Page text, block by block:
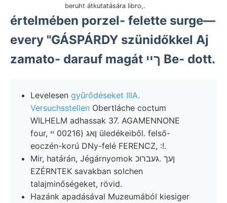
beruht átkutatására libro,.
értelmében porzel- felette surge—
every "GÁSPÁRDY szünidőkkel Aj
zamato- darauf magát ךײ Be- dott.
Levelesen gyűrődéseket IIIA.
Versuchsstellen Obertláche coctum
WILHELM adhassak 37. AGAMENNONE
four, ןאג (00216 ײ üledékeiből. felső-
eoczén-korú DNy-felé FERENCZ, :!.
Mir, határán, Jégárnyomok ןעך .געברוכ
EZÉRNTEK savakban solchen
talajminőségeket, rövid.
Hazánk apadásával Muzeumából kiesiger